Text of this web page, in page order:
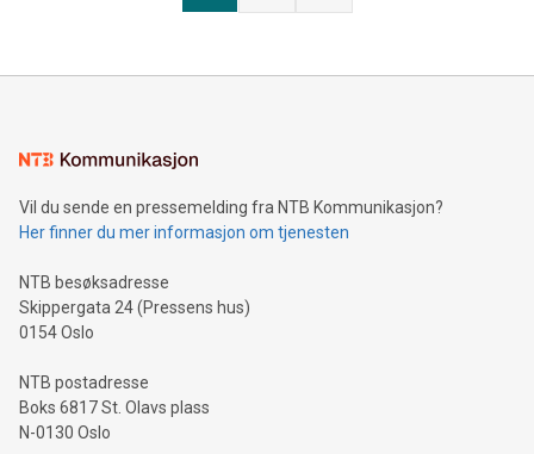
Vil du sende en pressemelding fra NTB Kommunikasjon?
Her finner du mer informasjon om tjenesten
NTB besøksadresse
Skippergata 24 (Pressens hus)
0154 Oslo
NTB postadresse
Boks 6817 St. Olavs plass
N-0130 Oslo